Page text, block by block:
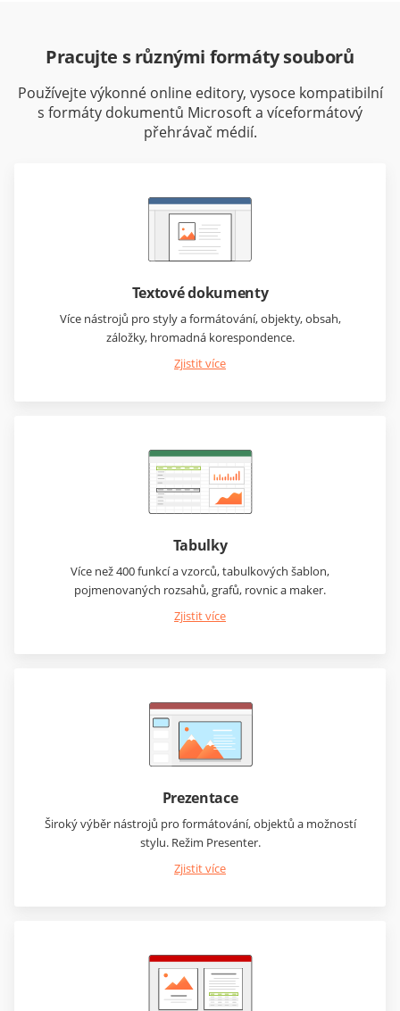
Pracujte s různými formáty souborů
Používejte výkonné online editory, vysoce kompatibilní
s formáty dokumentů Microsoft a víceformátový
přehrávač médií.
Textové dokumenty
Více nástrojů pro styly a formátování, objekty, obsah,
záložky, hromadná korespondence.
Zjistit více
Tabulky
Více než 400 funkcí a vzorců, tabulkových šablon,
pojmenovaných rozsahů, grafů, rovnic a maker.
Zjistit více
Prezentace
Široký výběr nástrojů pro formátování, objektů a možností
stylu. Režim Presenter.
Zjistit více